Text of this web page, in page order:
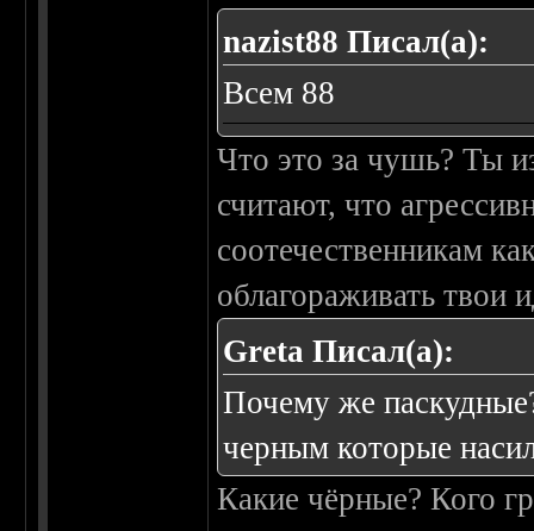
nazist88 Писал(а):
Всем 88
Что это за чушь? Ты
считают, что
соотечественникам
облагораживать твои
Greta Писал(а):
Почему же
черным которые
Какие чёрные? Кого